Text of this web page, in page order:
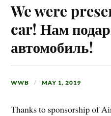
We were
car! Нам
автомобиль!
WWB MAY 1, 2019
Thanks to sponsorship of